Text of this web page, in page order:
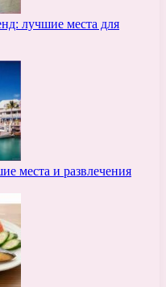
лучшие места для
места и развлечения